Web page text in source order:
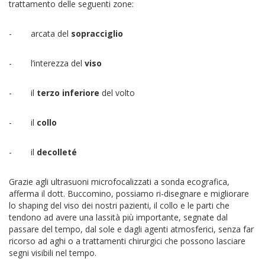
trattamento delle seguenti zone:
- arcata del sopracciglio
- l’interezza del viso
- il terzo inferiore del volto
- il collo
- il decolleté
Grazie agli ultrasuoni microfocalizzati a sonda ecografica,
afferma il dott. Buccomino, possiamo ri-disegnare e migliorare
lo shaping del viso dei nostri pazienti, il collo e le parti che
tendono ad avere una lassità più importante, segnate dal
passare del tempo, dal sole e dagli agenti atmosferici, senza far
ricorso ad aghi o a trattamenti chirurgici che possono lasciare
segni visibili nel tempo.